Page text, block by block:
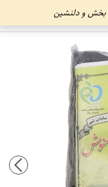
بخش و دلنشین